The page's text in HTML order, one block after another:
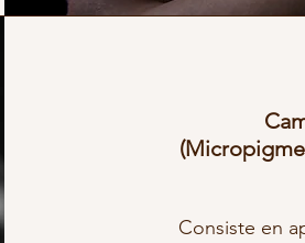
Consiste en